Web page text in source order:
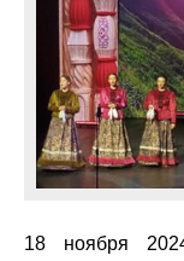
18 ноября